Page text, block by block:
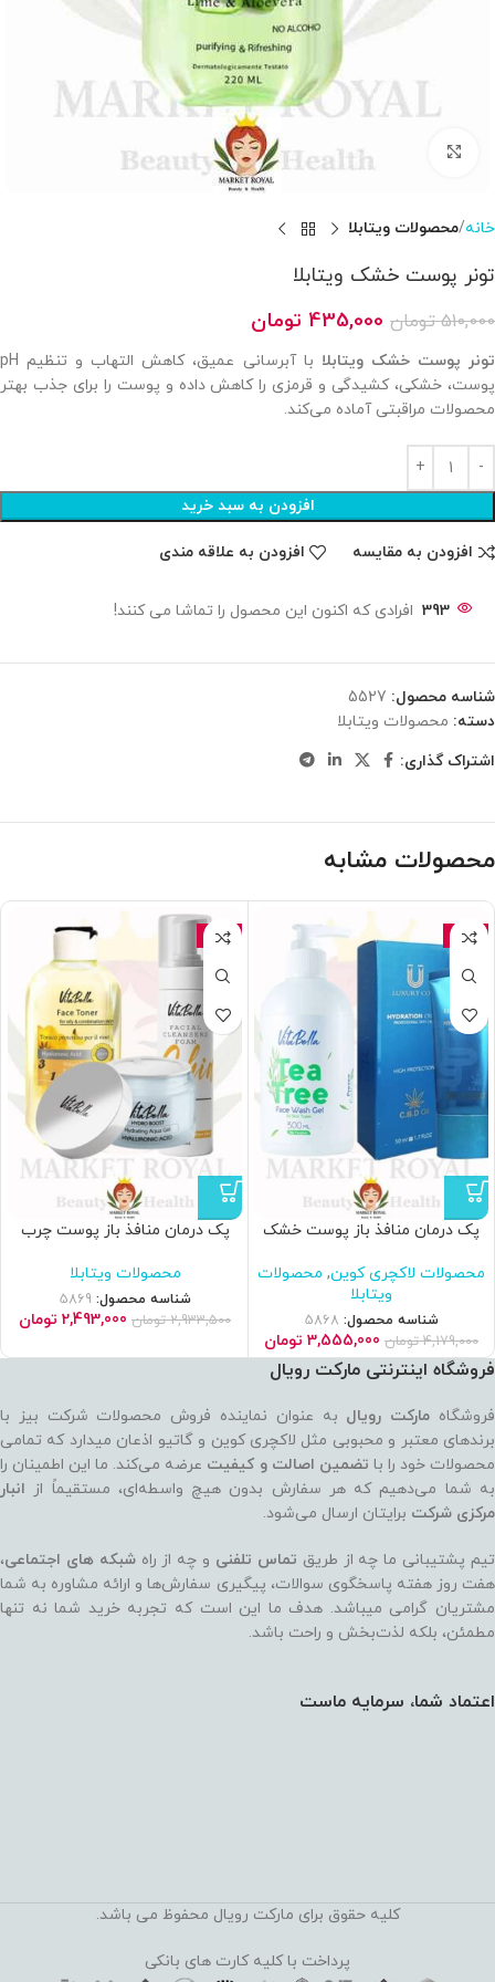
بزرگنمایی تصویر
خانه محصولات ویتابلا
تونر پوست خشک ویتابلا
510,000 تومان 435,000 تومان
تونر پوست خشک ویتابلا
با آبرسانی عمیق، کاهش التهاب و تنظیم pH
پوست، خشکی، کشیدگی و قرمزی را کاهش داده و پوست را برای جذب بهتر
محصولات مراقبتی آماده می‌کند.
افزودن به سبد خرید
افزودن به مقایسه افزودن به علاقه مندی
393 افرادی که اکنون این محصول را تماشا می کنند!
شناسه محصول: 5527
دسته: محصولات ویتابلا
اشتراک گذاری:
محصولات مشابه
-15%
پک درمان منافذ باز پوست خشک
محصولات لاکچری کوین, محصولات
ویتابلا
شناسه محصول: 5868
4,179,000 تومان 3,555,000 تومان
-15%
پک درمان منافذ باز پوست چرب
محصولات ویتابلا
شناسه محصول: 5869
2,933,500 تومان 2,493,000 تومان
فروشگاه اینترنتی مارکت رویال
فروشگاه مارکت رویال به عنوان نماینده فروش محصولات شرکت بیز با
برندهای معتبر و محبوبی مثل لاکچری کوین و گاتیو اذعان میدارد که تمامی
محصولات خود را با تضمین اصالت و کیفیت عرضه می‌کند. ما این اطمینان را
به شما می‌دهیم که هر سفارش بدون هیچ واسطه‌ای، مستقیماً از انبار
مرکزی شرکت برایتان ارسال می‌شود.
تیم پشتیبانی ما چه از طریق تماس تلفنی و چه از راهشبکه های اجتماعی،
هفت روز هفته پاسخگوی سوالات، پیگیری سفارش‌ها و ارائه مشاوره به شما
مشتریان گرامی میباشد. هدف ما این است که تجربه خرید شما نه‌ تنها
مطمئن، بلکه لذت‌بخش و راحت باشد.
اعتماد شما، سرمایه ماست
کلیه حقوق برای مارکت رویال محفوظ می باشد.
پرداخت با کلیه کارت های بانکی